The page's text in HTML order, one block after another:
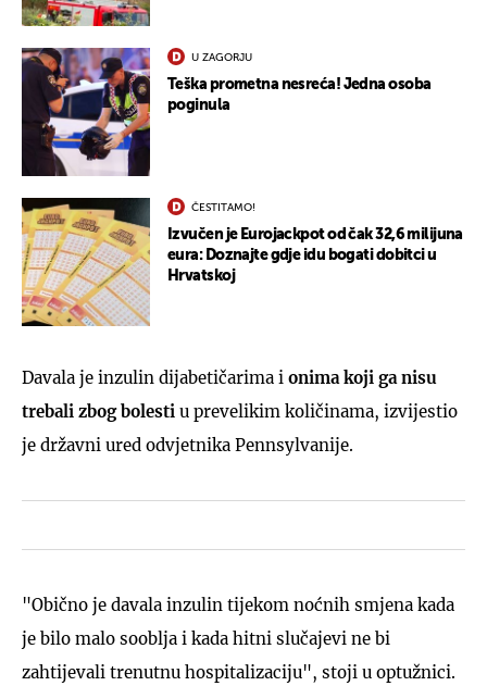
U ZAGORJU
Teška prometna nesreća! Jedna osoba
poginula
ČESTITAMO!
Izvučen je Eurojackpot od čak 32,6 milijuna
eura: Doznajte gdje idu bogati dobitci u
Hrvatskoj
Davala je inzulin dijabetičarima i onima koji ga nisu
trebali zbog bolesti u prevelikim količinama, izvijestio
je državni ured odvjetnika Pennsylvanije.
"Obično je davala inzulin tijekom noćnih smjena kada
je bilo malo sooblja i kada hitni slučajevi ne bi
zahtijevali trenutnu hospitalizaciju", stoji u optužnici.